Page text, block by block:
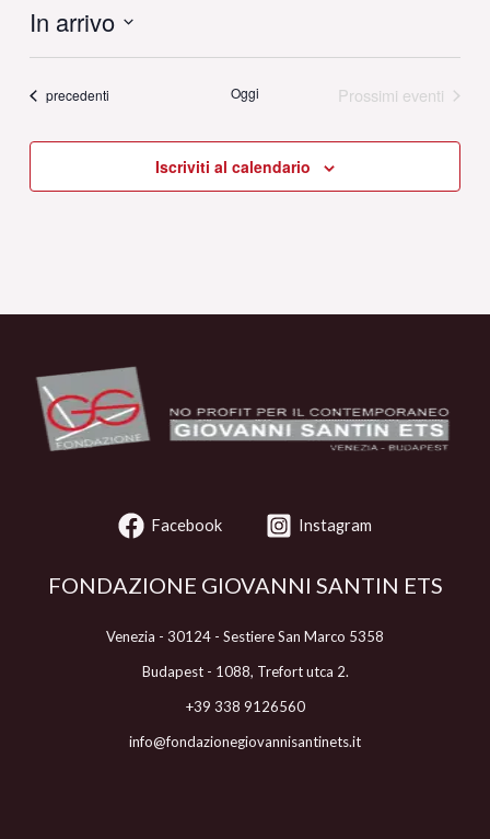
In arrivo
data.
Eventi
precedenti Oggi Prossimi eventi
Iscriviti al calendario
Facebook Instagram
FONDAZIONE GIOVANNI SANTIN ETS
Venezia - 30124 - Sestiere San Marco 5358
Budapest - 1088, Trefort utca 2.
+39 338 9126560
info@fondazionegiovannisantinets.it